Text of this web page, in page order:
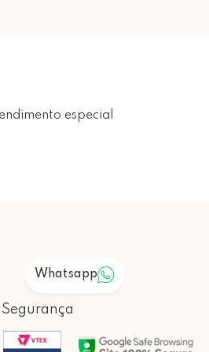
especial
Whatsapp
Segurança